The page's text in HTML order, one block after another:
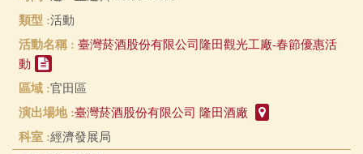
活動
臺灣菸酒股份有限公司隆田觀光工廠-春節優惠活
動
官田區
臺灣菸酒股份有限公司 隆田酒廠
經濟發展局